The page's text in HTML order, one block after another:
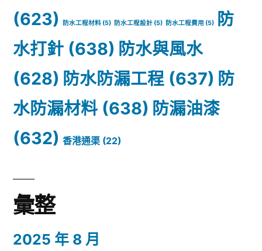
(623)
防水工程材料 (5) 防水工程設計 (5) 防水工程費用 (5)
防
水打針 (638) 防水與風水
(628) 防水防漏工程 (637) 防
水防漏材料 (638) 防漏油漆
(632) 香港通渠 (22)
彙整
2025 年 8 月